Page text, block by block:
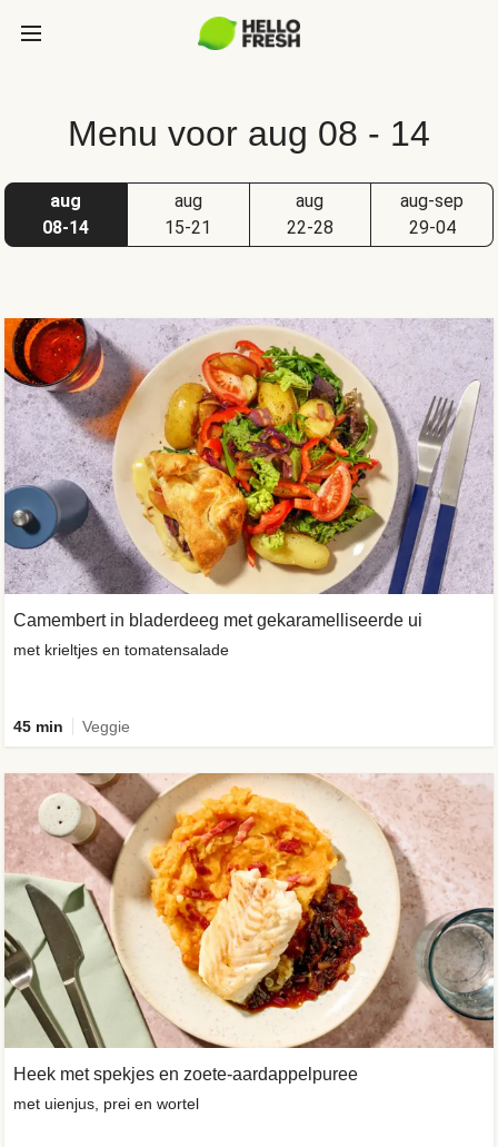
Menu voor aug 08 - 14
aug
08-14
aug
15-21
aug
22-28
aug-sep
29-04
Heek met spekjes en zoete-aardappelpuree
met uienjus, prei en wortel
Camembert in bladerdeeg met gekaramelliseerde ui
met krieltjes en tomatensalade
45 min Veggie